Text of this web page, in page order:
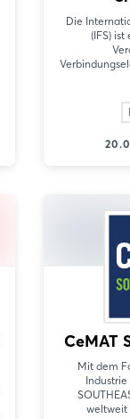
Die
(IFS)
CeMAT
Mit dem
weltweit